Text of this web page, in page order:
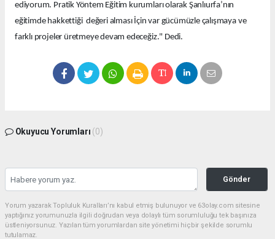
ediyorum. Pratik Yöntem Eğitim kurumları olarak Şanlıurfa’nın
eğitimde hakkettiği değeri alması İçin var gücümüzle çalışmaya ve
farklı projeler üretmeye devam edeceğiz." Dedi.
Okuyucu Yorumları (0)
Gönder
Yorum yazarak Topluluk Kuralları’nı kabul etmiş bulunuyor ve 63olay.com sitesine
yaptığınız yorumunuzla ilgili doğrudan veya dolaylı tüm sorumluluğu tek başınıza
üstleniyorsunuz. Yazılan tüm yorumlardan site yönetimi hiçbir şekilde sorumlu
tutulamaz.